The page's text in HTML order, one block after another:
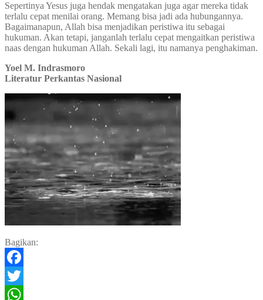
Sepertinya Yesus juga hendak mengatakan juga agar mereka tidak
terlalu cepat menilai orang. Memang bisa jadi ada hubungannya.
Bagaimanapun, Allah bisa menjadikan peristiwa itu sebagai
hukuman. Akan tetapi, janganlah terlalu cepat mengaitkan peristiwa
naas dengan hukuman Allah. Sekali lagi, itu namanya penghakiman.
Yoel M. Indrasmoro
Literatur Perkantas Nasional
Bagikan:
Facebook
Twitter